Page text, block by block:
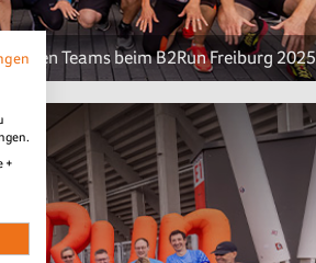
Teams beim B2Run Freiburg 2025
+